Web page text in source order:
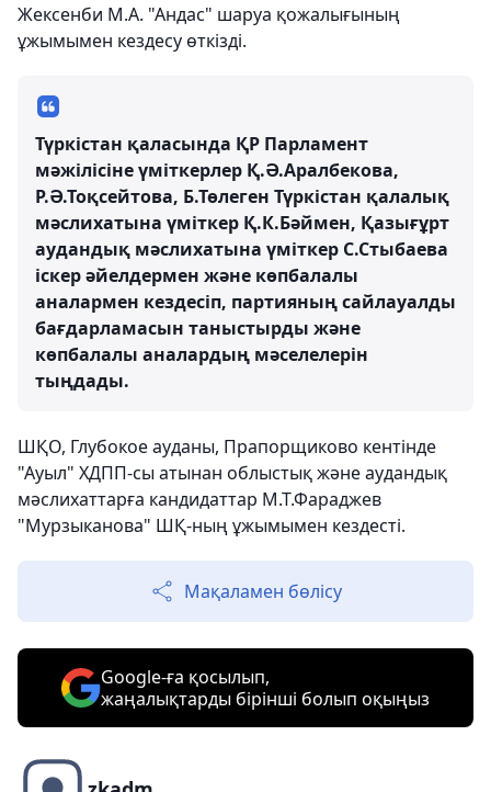
Жексенби М.А. "Андас" шаруа қожалығының
ұжымымен кездесу өткізді.
Түркістан қаласында ҚР Парламент
мәжілісіне үміткерлер Қ.Ә.Аралбекова,
Р.Ә.Тоқсейтова, Б.Төлеген Түркістан қалалық
мәслихатына үміткер Қ.К.Бәймен, Қазығұрт
аудандық мәслихатына үміткер С.Стыбаева
іскер әйелдермен және көпбалалы
аналармен кездесіп, партияның сайлауалды
бағдарламасын таныстырды және
көпбалалы аналардың мәселелерін
тыңдады.
ШҚО, Глубокое ауданы, Прапорщиково кентінде
"Ауыл" ХДПП-сы атынан облыстық және аудандық
мәслихаттарға кандидаттар М.Т.Фараджев
"Мурзыканова" ШҚ-ның ұжымымен кездесті.
Мақаламен бөлісу
Google-ға қосылып,
жаңалықтарды бірінші болып оқыңыз